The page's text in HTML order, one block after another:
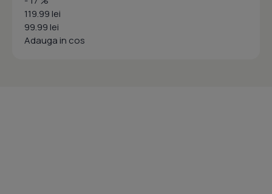
119.99 lei
99.99 lei
Adauga in cos